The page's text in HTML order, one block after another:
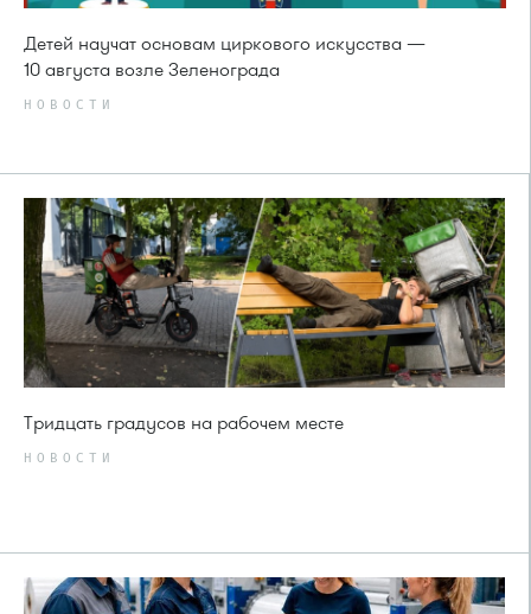
Детей научат основам циркового искусства —
10 августа возле Зеленограда
НОВОСТИ
Тридцать градусов на рабочем месте
НОВОСТИ